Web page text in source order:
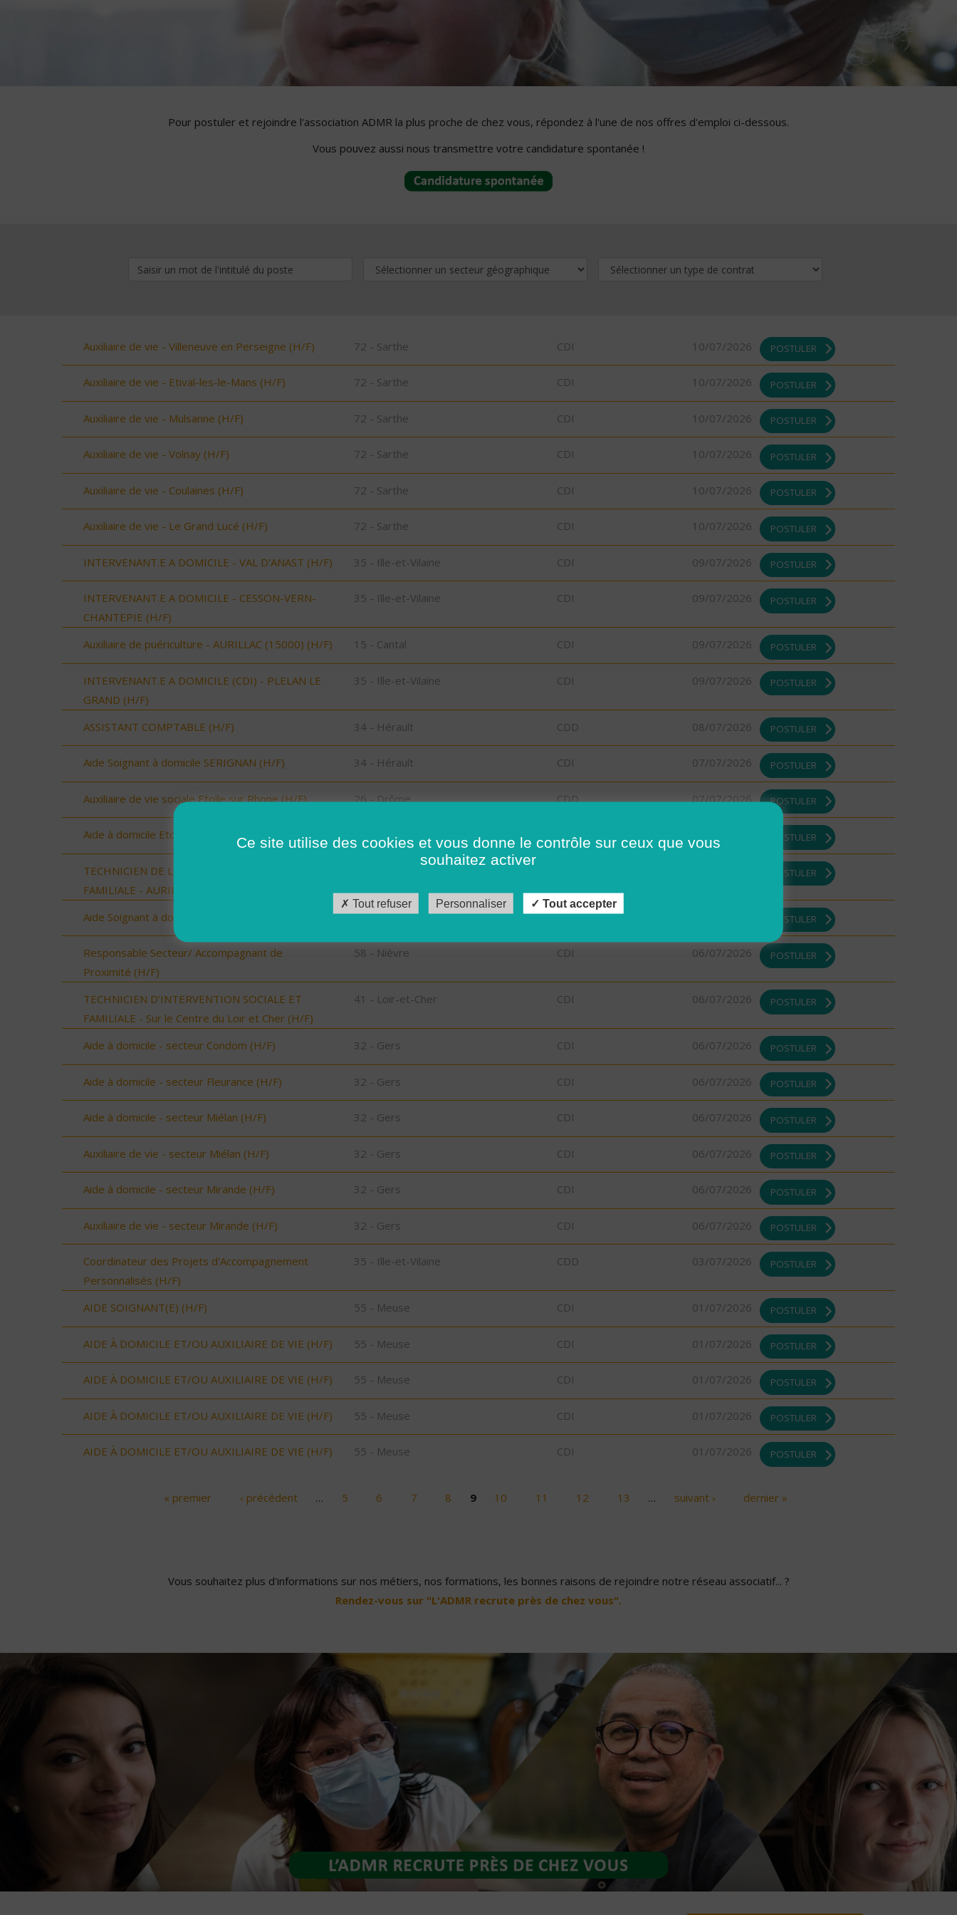
Pour postuler et rejoindre l'association ADMR la plus proche de chez vous, répondez à l'une de nos offres d'emploi ci-dessous.
Vous pouvez aussi nous transmettre votre candidature spontanée !
Auxiliaire de vie - Villeneuve en Perseigne (H/F) 72 - Sarthe CDI 10/07/2026 POSTULER
Auxiliaire de vie - Etival-les-le-Mans (H/F) 72 - Sarthe CDI 10/07/2026 POSTULER
Auxiliaire de vie - Mulsanne (H/F) 72 - Sarthe CDI 10/07/2026 POSTULER
Auxiliaire de vie - Volnay (H/F) 72 - Sarthe CDI 10/07/2026 POSTULER
Auxiliaire de vie - Coulaines (H/F) 72 - Sarthe CDI 10/07/2026 POSTULER
Auxiliaire de vie - Le Grand Lucé (H/F) 72 - Sarthe CDI 10/07/2026 POSTULER
INTERVENANT.E A DOMICILE - VAL D'ANAST (H/F) 35 - Ille-et-Vilaine CDI 09/07/2026 POSTULER
INTERVENANT.E A DOMICILE - CESSON-VERN-
CHANTEPIE (H/F)
35 - Ille-et-Vilaine CDI 09/07/2026 POSTULER
Auxiliaire de puériculture - AURILLAC (15000) (H/F) 15 - Cantal CDI 09/07/2026 POSTULER
INTERVENANT.E A DOMICILE (CDI) - PLELAN LE
GRAND (H/F)
35 - Ille-et-Vilaine CDI 09/07/2026 POSTULER
ASSISTANT COMPTABLE (H/F) 34 - Hérault CDD 08/07/2026 POSTULER
Aide Soignant à domicile SERIGNAN (H/F) 34 - Hérault CDI 07/07/2026 POSTULER
Auxiliaire de vie sociale Etoile sur Rhone (H/F) 26 - Drôme CDD 07/07/2026 POSTULER
Aide à domicile Etoile sur Rhône (H/F) 26 - Drôme CDD POSTULER
TECHNICIEN DE L'INTERVENTION SOCIALE ET
FAMILIALE - AURILLAC (15000) (H/F)
POSTULER
Aide Soignant à domicile SERIGNAN (H/F) 34 - Hérault CDD POSTULER
Responsable Secteur/ Accompagnant de
Proximité (H/F)
58 - Nièvre CDI 06/07/2026 POSTULER
TECHNICIEN D’INTERVENTION SOCIALE ET
FAMILIALE - Sur le Centre du Loir et Cher (H/F)
41 - Loir-et-Cher CDI 06/07/2026 POSTULER
Aide à domicile - secteur Condom (H/F) 32 - Gers CDI 06/07/2026 POSTULER
Aide à domicile - secteur Fleurance (H/F) 32 - Gers CDI 06/07/2026 POSTULER
Aide à domicile - secteur Miélan (H/F) 32 - Gers CDI 06/07/2026 POSTULER
Auxiliaire de vie - secteur Miélan (H/F) 32 - Gers CDI 06/07/2026 POSTULER
Aide à domicile - secteur Mirande (H/F) 32 - Gers CDI 06/07/2026 POSTULER
Auxiliaire de vie - secteur Mirande (H/F) 32 - Gers CDI 06/07/2026 POSTULER
Coordinateur des Projets d'Accompagnement
Personnalisés (H/F)
35 - Ille-et-Vilaine CDD 03/07/2026 POSTULER
AIDE SOIGNANT(E) (H/F) 55 - Meuse CDI 01/07/2026 POSTULER
AIDE À DOMICILE ET/OU AUXILIAIRE DE VIE (H/F) 55 - Meuse CDI 01/07/2026 POSTULER
AIDE À DOMICILE ET/OU AUXILIAIRE DE VIE (H/F) 55 - Meuse CDI 01/07/2026 POSTULER
AIDE À DOMICILE ET/OU AUXILIAIRE DE VIE (H/F) 55 - Meuse CDI 01/07/2026 POSTULER
AIDE À DOMICILE ET/OU AUXILIAIRE DE VIE (H/F) 55 - Meuse CDI 01/07/2026 POSTULER
« premier ‹ précédent … 5 6 7 8 9 10 11 12 13 … suivant › dernier »
Vous souhaitez plus d'informations sur nos métiers, nos formations, les bonnes raisons de rejoindre notre réseau associatif... ?
Rendez-vous sur "L'ADMR recrute près de chez vous".
Ce site utilise des cookies et vous donne le contrôle sur ceux que vous
souhaitez activer
Tout refuser Personnaliser Tout accepter